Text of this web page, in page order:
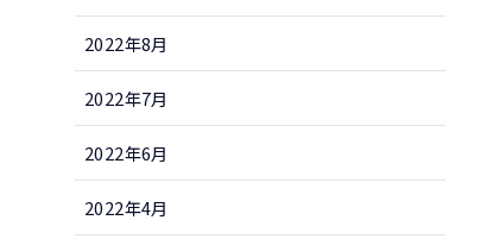
2022年8月
2022年7月
2022年6月
2022年4月